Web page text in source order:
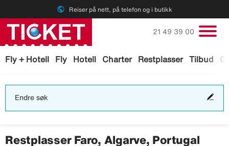
public Reiser på nett, på telefon og i butikk
Fly + Hotell Fly Hotell Charter Restplasser Tilbud
Ring oss på
21 49 39 00
Endre søk
Restplasser Faro, Algarve, Portugal